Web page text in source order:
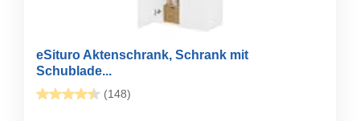
eSituro Aktenschrank, Schrank mit
Schublade...
(148)